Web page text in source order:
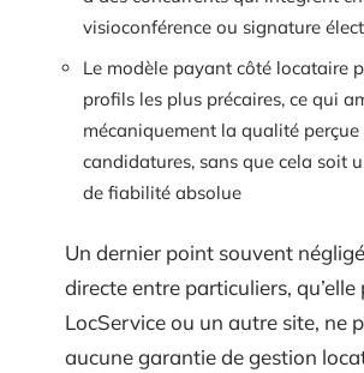
visioconférence ou signature
Le modèle payant côté locataire
profils les plus précaires, ce qui
mécaniquement la qualité perçue
candidatures, sans que cela soit
de fiabilité absolue
Un dernier point souvent
directe entre particuliers, qu’elle
LocService ou un autre site, ne
aucune garantie de gestion